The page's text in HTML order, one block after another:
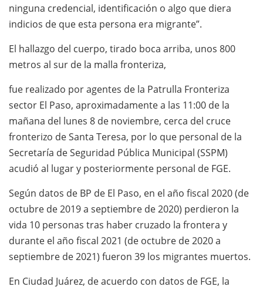
ninguna credencial, identificación o algo que diera
indicios de que esta persona era migrante”.
El hallazgo del cuerpo, tirado boca arriba, unos 800
metros al sur de la malla fronteriza,
fue realizado por agentes de la Patrulla Fronteriza
sector El Paso, aproximadamente a las 11:00 de la
mañana del lunes 8 de noviembre, cerca del cruce
fronterizo de Santa Teresa, por lo que personal de la
Secretaría de Seguridad Pública Municipal (SSPM)
acudió al lugar y posteriormente personal de FGE.
Según datos de BP de El Paso, en el año fiscal 2020 (de
octubre de 2019 a septiembre de 2020) perdieron la
vida 10 personas tras haber cruzado la frontera y
durante el año fiscal 2021 (de octubre de 2020 a
septiembre de 2021) fueron 39 los migrantes muertos.
En Ciudad Juárez, de acuerdo con datos de FGE, la